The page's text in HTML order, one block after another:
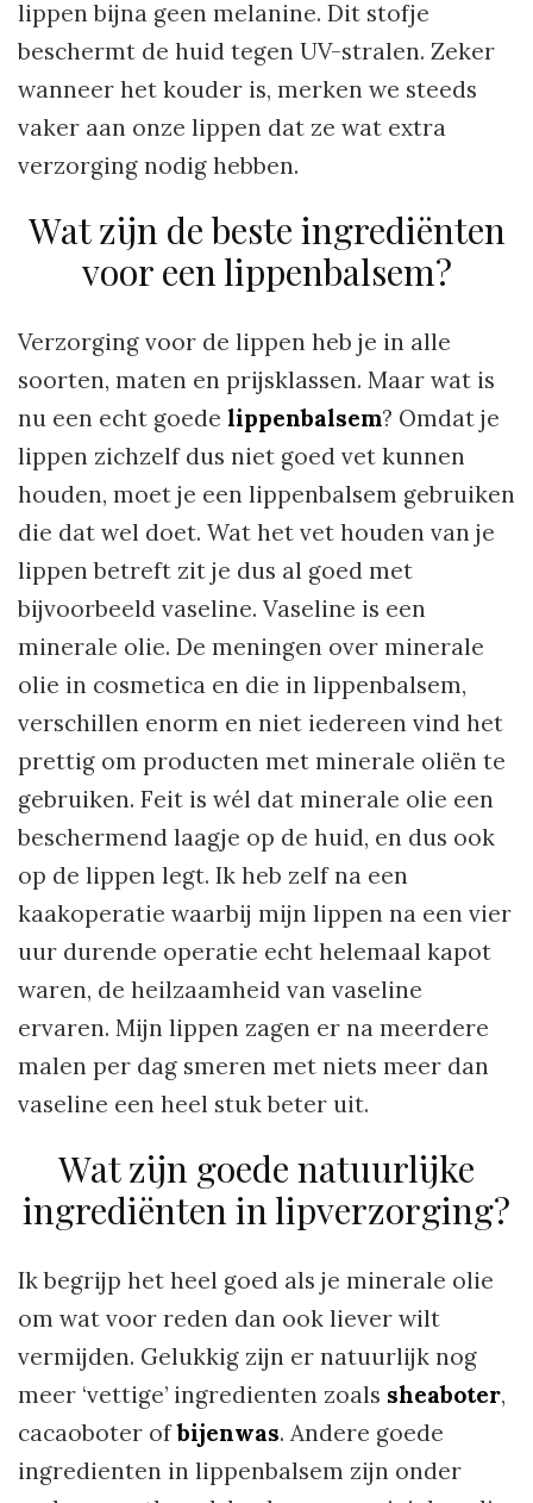
lippen bijna geen melanine. Dit stofje
beschermt de huid tegen UV-stralen. Zeker
wanneer het kouder is, merken we steeds
vaker aan onze lippen dat ze wat extra
verzorging nodig hebben.
Wat zijn de beste ingrediënten
voor een lippenbalsem?
Verzorging voor de lippen heb je in alle
soorten, maten en prijsklassen. Maar wat is
nu een echt goede lippenbalsem? Omdat je
lippen zichzelf dus niet goed vet kunnen
houden, moet je een lippenbalsem gebruiken
die dat wel doet. Wat het vet houden van je
lippen betreft zit je dus al goed met
bijvoorbeeld vaseline. Vaseline is een
minerale olie. De meningen over minerale
olie in cosmetica en die in lippenbalsem,
verschillen enorm en niet iedereen vind het
prettig om producten met minerale oliën te
gebruiken. Feit is wél dat minerale olie een
beschermend laagje op de huid, en dus ook
op de lippen legt. Ik heb zelf na een
kaakoperatie waarbij mijn lippen na een vier
uur durende operatie echt helemaal kapot
waren, de heilzaamheid van vaseline
ervaren. Mijn lippen zagen er na meerdere
malen per dag smeren met niets meer dan
vaseline een heel stuk beter uit.
Wat zijn goede natuurlijke
ingrediënten in lipverzorging?
Ik begrijp het heel goed als je minerale olie
om wat voor reden dan ook liever wilt
vermijden. Gelukkig zijn er natuurlijk nog
meer ‘vettige’ ingredienten zoals sheaboter,
cacaoboter ofbijenwas. Andere goede
ingredienten in lippenbalsem zijn onder